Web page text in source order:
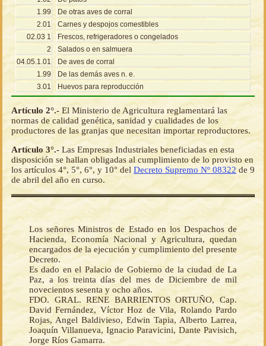
1.99
De otras aves de corral
2.01
Carnes y despojos comestibles
02.03 1
Frescos, refrigeradores o congelados
2
Salados o en salmuera
04.05.1.01
De aves de corral
1.99
De las demás aves n. e.
3.01
Huevos para reproducción
Artículo 2°.- El Ministerio de Agricultura reglamentará las
normas de calidad genética, sanidad y cualidades de los
productores de las granjas que necesitan importar reproductores.
Artículo 3°.- Las Empresas Industriales beneficiadas en esta
disposición se hallan obligadas al cumplimiento de lo provisto en
los artículos 4°, 5°, 6°, y 10° del Decreto Supremo Nº 08322 de 9
de abril del año en curso.
Los señores Ministros de Estado en los Despachos de
Hacienda, Economía Nacional y Agricultura, quedan
encargados de la ejecución y cumplimiento del presente
Decreto.
Es dado en el Palacio de Gobierno de la ciudad de La
Paz, a los treinta días del mes de Diciembre de mil
novecientos sesenta y ocho años.
FDO. GRAL. RENE BARRIENTOS ORTUÑO, Cap.
David Fernández, Víctor Hoz de Vila, Rolando Pardo
Rojas, Angel Baldivieso, Edwin Tapia, Alberto Larrea,
Joaquín Villanueva, Ignacio Paravicini, Dante Pavisich,
Jorge Ríos Gamarra.